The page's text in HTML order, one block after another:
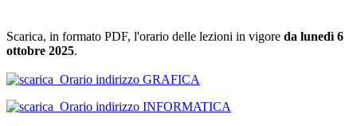
Scarica, in formato PDF, l'orario delle lezioni in vigore da lunedì 6
ottobre 2025.
Orario indirizzo GRAFICA
Orario indirizzo INFORMATICA